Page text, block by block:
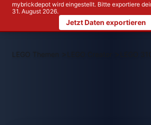
mybrickdepot wird eingestellt. Bitte exportiere
31. August 2026.
Jetzt Daten exportieren
LEGO Themen > LEGO